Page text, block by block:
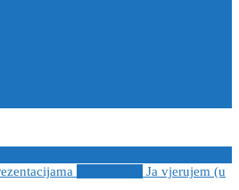
Ja vjerujem (u